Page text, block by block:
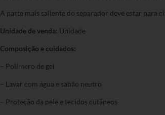
A parte mais saliente do separador deve estar para
Unidade de venda: Unidade
Composição e cuidados:
– Polímero de gel
– Lavar com água e sabão neutro
– Proteção da pele e tecidos cutâneos